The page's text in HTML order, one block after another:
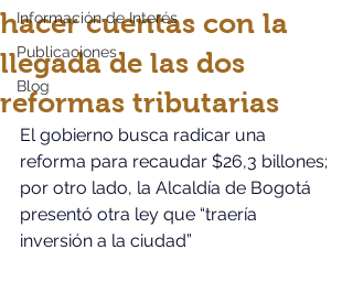
Información de Interés
Publicaciones
Blog
hacer cuentas con la
llegada de las dos
reformas tributarias
El gobierno busca radicar una
reforma para recaudar $26,3 billones;
por otro lado, la Alcaldía de Bogotá
presentó otra ley que “traería
inversión a la ciudad”